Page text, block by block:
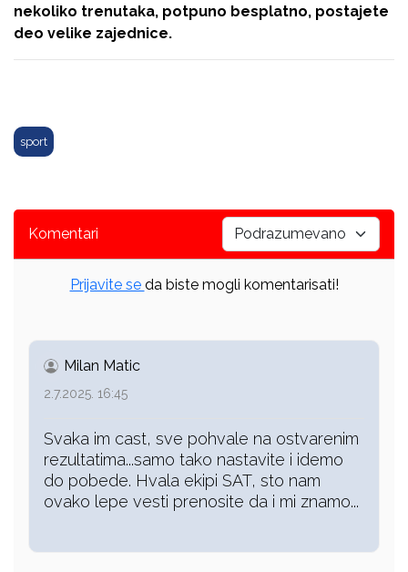
nekoliko trenutaka, potpuno besplatno, postajete
deo velike zajednice.
sport
Komentari
Prijavite se da biste mogli komentarisati!
Milan Matic
2.7.2025. 16:45
Svaka im cast, sve pohvale na ostvarenim
rezultatima...samo tako nastavite i idemo
do pobede. Hvala ekipi SAT, sto nam
ovako lepe vesti prenosite da i mi znamo...